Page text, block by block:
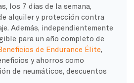
los 7 días de la semana,
alquiler y protección contra
Además, independientemente
para un año completo de
de Endurance Élite,
y ahorros como
de neumáticos, descuentos